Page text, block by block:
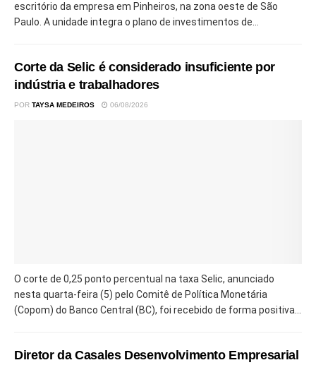
escritório da empresa em Pinheiros, na zona oeste de São
Paulo. A unidade integra o plano de investimentos de...
Corte da Selic é considerado insuficiente por
indústria e trabalhadores
POR TAYSA MEDEIROS 06/08/2026
O corte de 0,25 ponto percentual na taxa Selic, anunciado
nesta quarta-feira (5) pelo Comitê de Política Monetária
(Copom) do Banco Central (BC), foi recebido de forma positiva...
Diretor da Casales Desenvolvimento Empresarial